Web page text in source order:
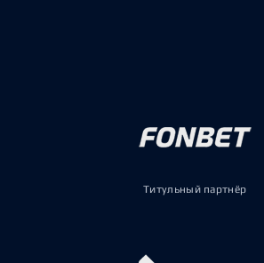
Титульный партнёр